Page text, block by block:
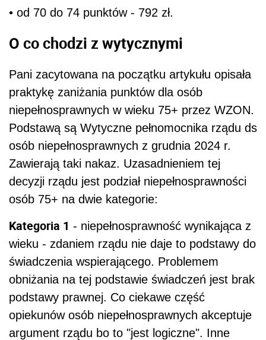
• od 70 do 74 punktów - 792 zł.
O co chodzi z wytycznymi
Pani zacytowana na początku artykułu opisała
praktykę zaniżania punktów dla osób
niepełnosprawnych w wieku 75+ przez WZON.
Podstawą są Wytyczne pełnomocnika rządu ds
osób niepełnosprawnych z grudnia 2024 r.
Zawierają taki nakaz. Uzasadnieniem tej
decyzji rządu jest podział niepełnosprawności
osób 75+ na dwie kategorie:
Kategoria 1 - niepełnosprawność wynikająca z
wieku - zdaniem rządu nie daje to podstawy do
świadczenia wspierającego. Problemem
obniżania na tej podstawie świadczeń jest brak
podstawy prawnej. Co ciekawe część
opiekunów osób niepełnosprawnych akceptuje
argument rządu bo to "jest logiczne". Inne